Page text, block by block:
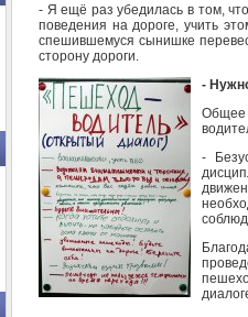
- Я ещё раз убедилась в том,
поведения на дороге, учить
спешившемуся сынишке
сторону дороги.
-
Общее
-